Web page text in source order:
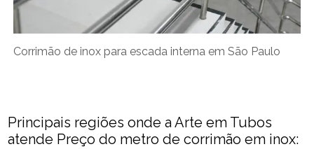
Corrimão de inox para escada interna em São Paulo
Principais regiões onde a Arte em Tubos
atende Preço do metro de corrimão em inox: